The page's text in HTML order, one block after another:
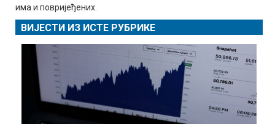
има и повријеђених.
ВИЈЕСТИ ИЗ ИСТЕ РУБРИКЕ